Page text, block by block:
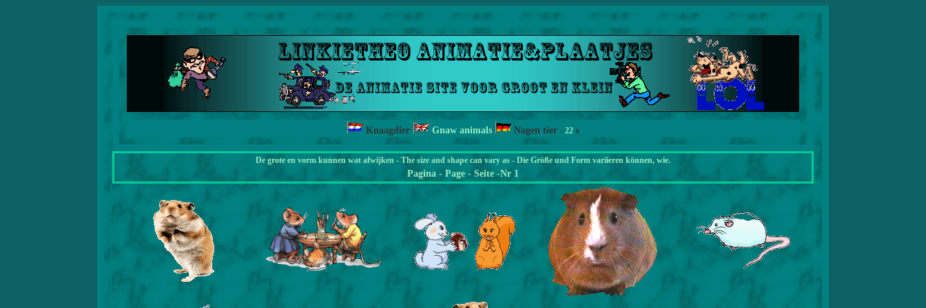
Knaagdier Gnaw animals Nagen tier - 22 x
De grote en vorm kunnen wat afwijken - The size and shape can vary as - Die Größe und Form variieren können, wie.
Pagina - Page - Seite -Nr 1